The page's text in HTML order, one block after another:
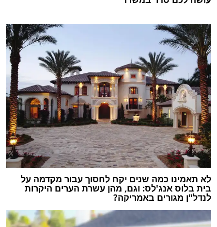
לא תאמינו כמה שנים יקח לחסוך עבור מקדמה על
בית בלוס אנג'לס: וגם, מהן עשרת הערים היקרות
לנדל"ן מגורים באמריקה?